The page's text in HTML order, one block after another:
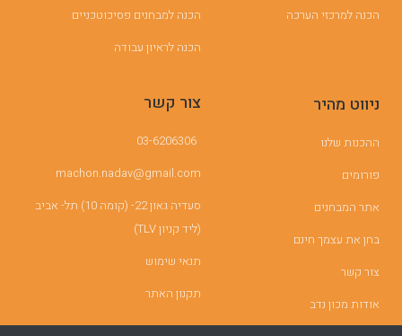
הכנה למרכזי הערכה
הכנה למבחנים פסיכוטכניים
הכנה לראיון עבודה
ניווט מהיר
ההכנות שלנו
פורומים
אתר המבחנים
בחן את עצמך חינם
צור קשר
אודות מכון נדב
צור קשר
03-6206306
machon.nadav@gmail.com
סעדיה גאון 22- (קומה 10) תל- אביב
(ליד קניון TLV)
תנאי שימוש
תקנון האתר